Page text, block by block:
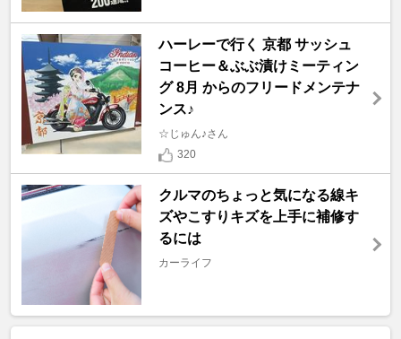
ハーレーで行く 京都 サッシュ
コーヒー＆ぶぶ漬けミーティン
グ 8月 からのフリードメンテナ
ンス♪
☆じゅん♪さん
320
クルマのちょっと気になる線キ
ズやこすりキズを上手に補修す
るには
カーライフ